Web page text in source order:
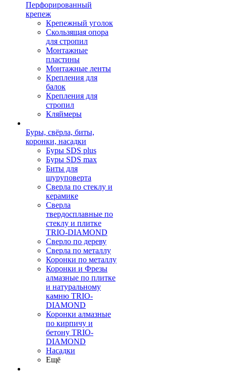
Перфорированный
крепеж
Крепежный уголок
Скользящая опора
для стропил
Монтажные
пластины
Монтажные ленты
Крепления для
балок
Крепления для
стропил
Кляймеры
Буры, свёрла, биты,
коронки, насадки
Буры SDS plus
Буры SDS max
Биты для
шуруповерта
Сверла по стеклу и
керамике
Сверла
твердосплавные по
стеклу и плитке
TRIO-DIAMOND
Сверло по дереву
Сверла по металлу
Коронки по металлу
Коронки и Фрезы
алмазные по плитке
и натуральному
камню TRIO-
DIAMOND
Коронки алмазные
по кирпичу и
бетону TRIO-
DIAMOND
Насадки
Ещё